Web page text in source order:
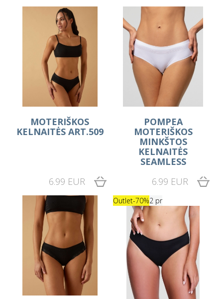
MOTERIŠKOS
KELNAITĖS ART.509
6.99 EUR
POMPEA
MOTERIŠKOS
MINKŠTOS
KELNAITĖS
SEAMLESS
6.99 EUR
Outlet-70%2 pr